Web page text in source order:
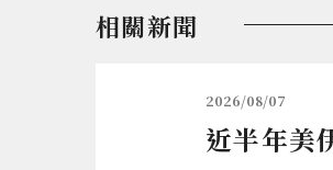
相關新聞
2026/08/07
近半年美